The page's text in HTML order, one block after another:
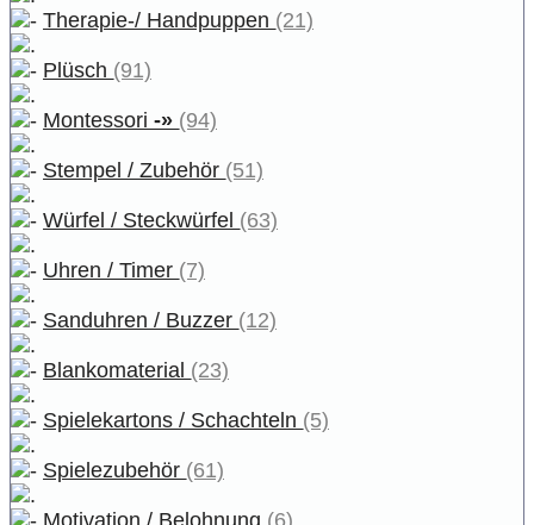
Therapie-/ Handpuppen (21)
Plüsch (91)
Montessori -» (94)
Stempel / Zubehör (51)
Würfel / Steckwürfel (63)
Uhren / Timer (7)
Sanduhren / Buzzer (12)
Blankomaterial (23)
Spielekartons / Schachteln (5)
Spielezubehör (61)